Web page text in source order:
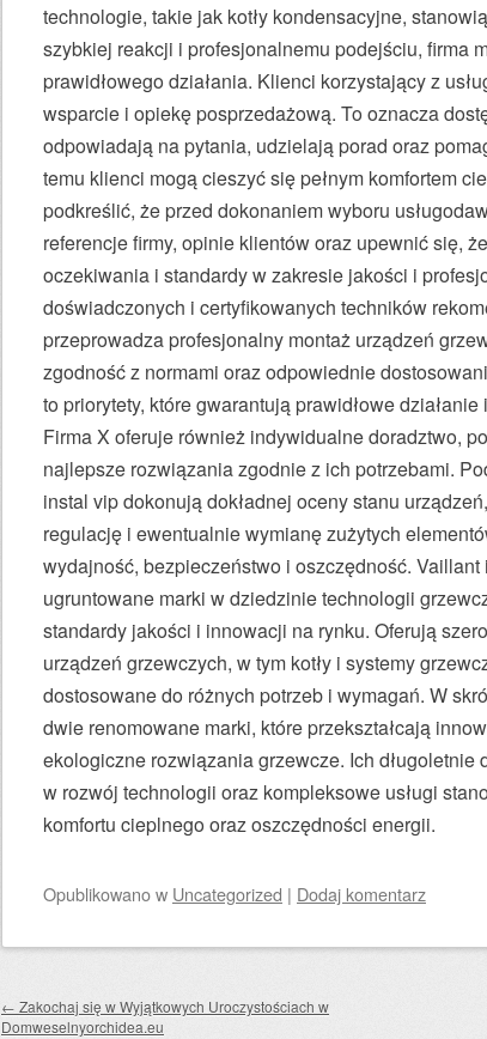
technologie, takie jak kotły kondensacyjne,
szybkiej reakcji i profesjonalnemu podejściu, firma
prawidłowego działania. Klienci korzystający z
wsparcie i opiekę posprzedażową. To oznacza
odpowiadają na pytania, udzielają porad oraz
temu klienci mogą cieszyć się pełnym komfortem
podkreślić, że przed dokonaniem wyboru
referencje firmy, opinie klientów oraz upewnić się,
oczekiwania i standardy w zakresie jakości i
doświadczonych i certyfikowanych techników
przeprowadza profesjonalny montaż urządzeń
zgodność z normami oraz odpowiednie
to priorytety, które gwarantują prawidłowe
Firma X oferuje również indywidualne doradztwo,
najlepsze rozwiązania zgodnie z ich potrzebami.
instal vip dokonują dokładnej oceny stanu
regulację i ewentualnie wymianę zużytych
wydajność, bezpieczeństwo i oszczędność.
ugruntowane marki w dziedzinie technologii
standardy jakości i innowacji na rynku. Oferują
urządzeń grzewczych, w tym kotły i systemy
dostosowane do różnych potrzeb i wymagań. W
dwie renomowane marki, które przekształcają
ekologiczne rozwiązania grzewcze. Ich
w rozwój technologii oraz kompleksowe usługi
komfortu cieplnego oraz oszczędności energii.
Opublikowanow Uncategorized | Dodaj komentarz
Zobacz wpisy
← Zakochaj się w Wyjątkowych Uroczystościach w
Domweselnyorchidea.eu